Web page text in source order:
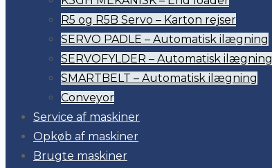
R5 og R5B Servo – Karton rejser
SERVO PADLE – Automatisk ilægning
SERVOFYLDER – Automatisk ilægning
SMARTBELT – Automatisk ilægning
Conveyor
Service af maskiner
Opkøb af maskiner
Brugte maskiner